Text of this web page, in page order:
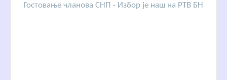
Гостовање чланова СНП - Избор је наш на РТВ БН